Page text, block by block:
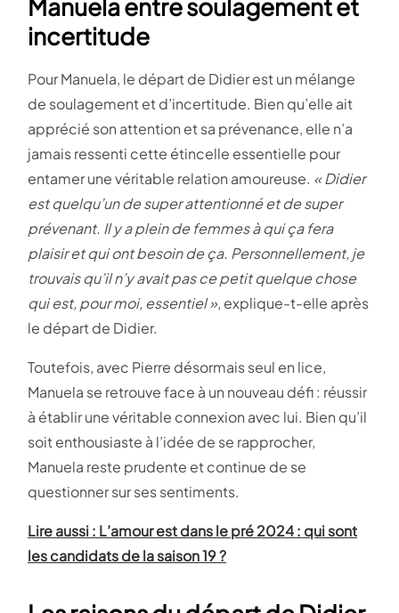
Manuela entre soulagement et
incertitude
Pour Manuela, le départ de Didier est un mélange
de soulagement et d’incertitude. Bien qu’elle ait
apprécié son attention et sa prévenance, elle n’a
jamais ressenti cette étincelle essentielle pour
entamer une véritable relation amoureuse. « Didier
est quelqu’un de super attentionné et de super
prévenant. Il y a plein de femmes à qui ça fera
plaisir et qui ont besoin de ça. Personnellement, je
trouvais qu’il n’y avait pas ce petit quelque chose
qui est, pour moi, essentiel », explique-t-elle après
le départ de Didier​.
Toutefois, avec Pierre désormais seul en lice,
Manuela se retrouve face à un nouveau défi : réussir
à établir une véritable connexion avec lui. Bien qu’il
soit enthousiaste à l’idée de se rapprocher,
Manuela reste prudente et continue de se
questionner sur ses sentiments.
Lire aussi : L’amour est dans le pré 2024 : qui sont
les candidats de la saison 19 ?